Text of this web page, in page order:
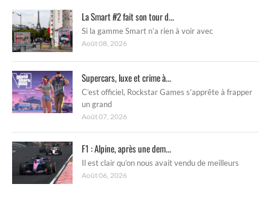
La Smart #2 fait son tour d...
Si la gamme Smart n’a rien à voir avec
Août 08, 2026
Supercars, luxe et crime à...
C’est officiel, Rockstar Games s’apprête à frapper
un grand
Août 07, 2026
F1 : Alpine, après une dem...
Il est clair qu’on nous avait vendu de meilleurs
Août 06, 2026